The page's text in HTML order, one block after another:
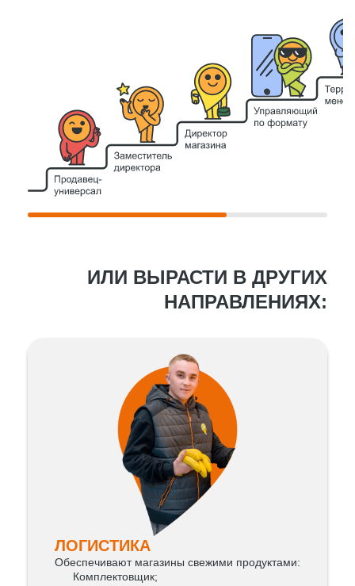
ИЛИ ВЫРАСТИ В ДРУГИХ
НАПРАВЛЕНИЯХ:
ЛОГИСТИКА
Обеспечивают магазины свежими продуктами:
Комплектовщик;